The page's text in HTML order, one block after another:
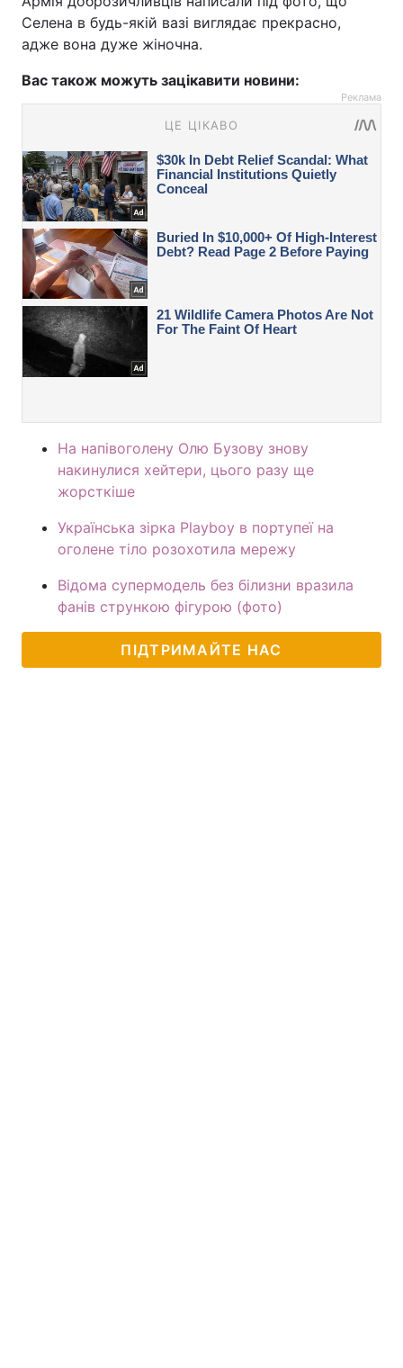
Селена в будь-якій вазі виглядає прекрасно,
адже вона дуже жіночна.
Вас також можуть зацікавити новини:
Реклама
На напівоголену Олю Бузову знову
накинулися хейтери, цього разу ще
жорсткіше
Українська зірка Playboy в портупеї на
оголене тіло розохотила мережу
Відома супермодель без білизни вразила
фанів стрункою фігурою (фото)
ПІДТРИМАЙТЕ НАС